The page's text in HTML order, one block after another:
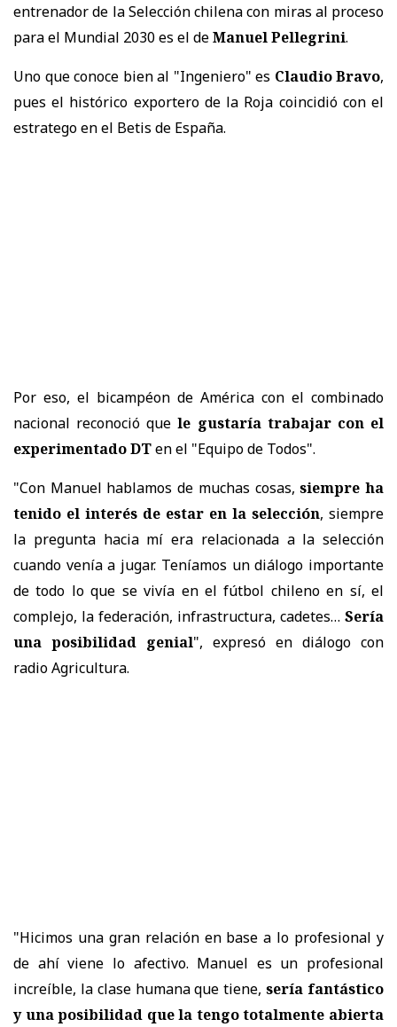
entrenador de la Selección chilena con miras al proceso
para el Mundial 2030 es el deManuel Pellegrini.
Uno que conoce bien al "Ingeniero" es Claudio Bravo,
pues el histórico exportero de la Roja coincidió con el
estratego en el Betis de España.
Por eso, el bicampéon de América con el combinado
nacional reconoció quele gustaría trabajar con el
experimentado DTen el "Equipo de Todos".
"Con Manuel hablamos de muchas cosas,siempre ha
tenido el interés de estar en la selección, siempre
la pregunta hacia mí era relacionada a la selección
cuando venía a jugar. Teníamos un diálogo importante
de todo lo que se vivía en el fútbol chileno en sí, el
complejo, la federación, infrastructura, cadetes… Sería
una posibilidad genial", expresó en diálogo con
radio Agricultura.
"Hicimos una gran relación en base a lo profesional y
de ahí viene lo afectivo. Manuel es un profesional
increíble, la clase humana que tiene,sería fantástico
y una posibilidad que la tengo totalmente abierta